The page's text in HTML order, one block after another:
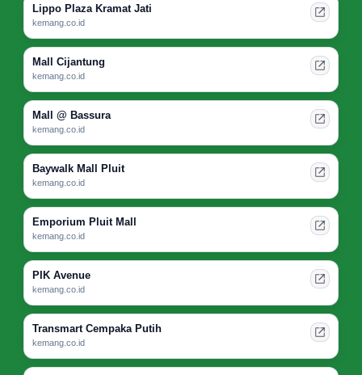
Lippo Plaza Kramat Jati
kemang.co.id
Mall Cijantung
kemang.co.id
Mall @ Bassura
kemang.co.id
Baywalk Mall Pluit
kemang.co.id
Emporium Pluit Mall
kemang.co.id
PIK Avenue
kemang.co.id
Transmart Cempaka Putih
kemang.co.id